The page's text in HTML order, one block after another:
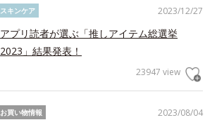
2023/12/27
スキンケア
アプリ読者が選ぶ「推しアイテム総選挙
2023」結果発表！
23947 view
2023/08/04
お買い物情報